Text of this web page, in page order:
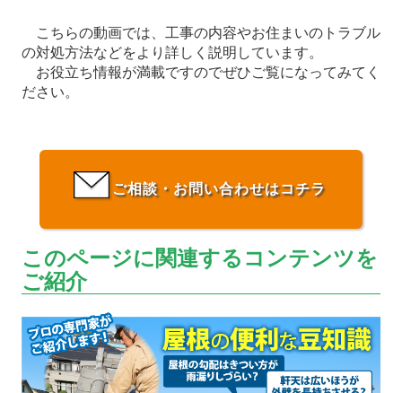
こちらの動画では、工事の内容やお住まいのトラブル
の対処方法などをより詳しく説明しています。
お役立ち情報が満載ですのでぜひご覧になってみてく
ださい。
ご相談・お問い合わせはコチラ
このページに関連するコンテンツを
ご紹介